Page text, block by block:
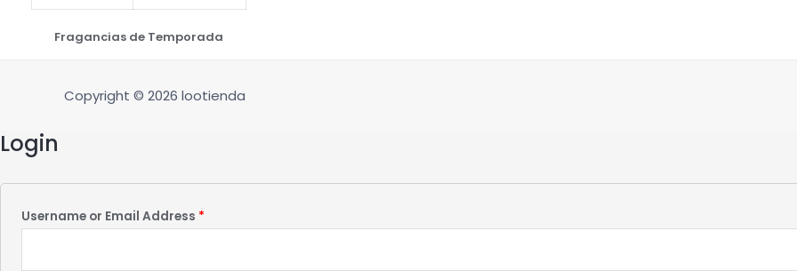
Fragancias de Temporada
Copyright © 2026 lootienda
Login
Username or Email Address *